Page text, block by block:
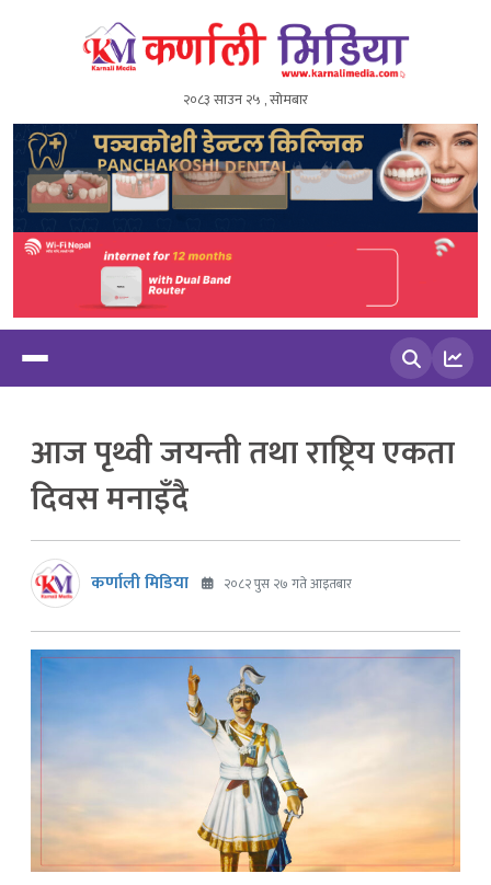
२०८३ साउन २५ , सोमबार
आज पृथ्वी जयन्ती तथा राष्ट्रिय एकता
दिवस मनाइँदै
कर्णाली मिडिया २०८२ पुस २७ गते आइतबार